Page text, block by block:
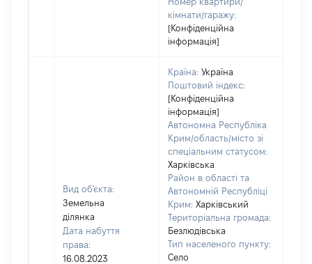
кімнати/гаражу:
[Конфіденційна
інформація]
Вид об'єкта:
Земельна
ділянка
Дата набуття
права:
16.08.2023
Країна: Україна
Поштовий індекс:
[Конфіденційна
інформація]
Автономна Республіка
Крим/область/місто зі
спеціальним статусом:
Харківська
Район в області та
Автономній Республіці
Крим: Харківський
Територіальна громада:
Безлюдівська
Тип населеного пункту:
Село